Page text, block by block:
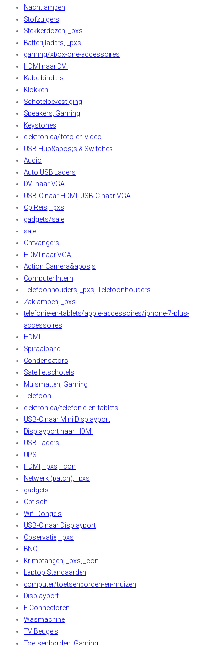
Nachtlampen
Stofzuigers
Stekkerdozen, _pxs
Batterijladers, _pxs
gaming/xbox-one-accessoires
HDMI naar DVI
Kabelbinders
Klokken
Schotelbevestiging
Speakers, Gaming
Keystones
elektronica/foto-en-video
USB Hub&apos;s & Switches
Audio
Auto USB Laders
DVI naar VGA
USB-C naar HDMI, USB-C naar VGA
Op Reis, _pxs
gadgets/sale
sale
Ontvangers
HDMI naar VGA
Action Camera&apos;s
Computer Intern
Telefoonhouders, _pxs, Telefoonhouders
Zaklampen, _pxs
telefonie-en-tablets/apple-accessoires/iphone-7-plus-
accessoires
HDMI
Spiraalband
Condensators
Satellietschotels
Muismatten, Gaming
Telefoon
elektronica/telefonie-en-tablets
USB-C naar Mini Displayport
Displayport naar HDMI
USB Laders
UPS
HDMI, _pxs, _con
Netwerk (patch), _pxs
gadgets
Optisch
Wifi Dongels
USB-C naar Displayport
Observatie, _pxs
BNC
Krimptangen, _pxs, _con
Laptop Standaarden
computer/toetsenborden-en-muizen
Displayport
F-Connectoren
Wasmachine
TV Beugels
Toetsenborden, Gaming